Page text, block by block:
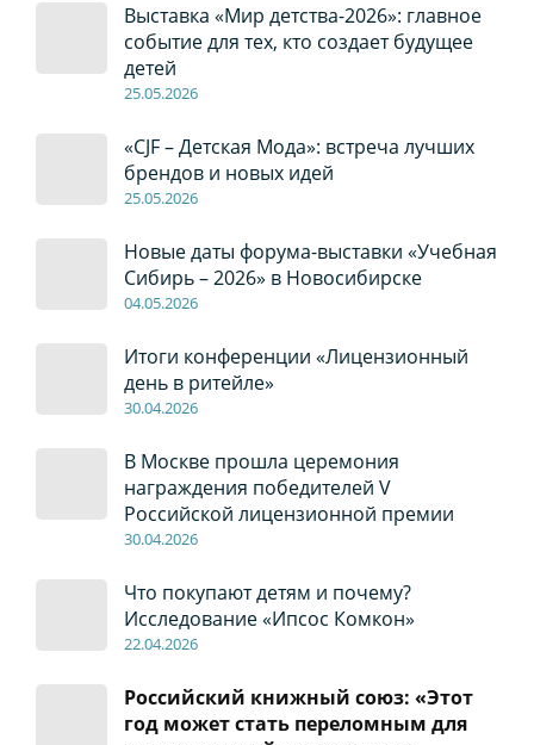
Выставка «Мир детства-2026»: главное
событие для тех, кто создает будущее
детей
25.05.2026
«CJF – Детская Мода»: встреча лучших
брендов и новых идей
25.05.2026
Новые даты форума-выставки «Учебная
Сибирь – 2026» в Новосибирске
04.05.2026
Итоги конференции «Лицензионный
день в ритейле»
30.04.2026
В Москве прошла церемония
награждения победителей V
Российской лицензионной премии
30.04.2026
Что покупают детям и почему?
Исследование «Ипсос Комкон»
22.04.2026
Российский книжный союз: «Этот
год может стать переломным для